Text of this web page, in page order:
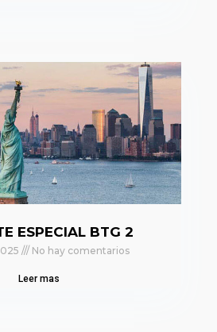
ESPECIAL BTG 2
No hay comentarios
Leer mas